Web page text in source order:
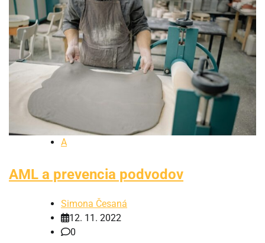
A
AML a prevencia podvodov
Simona Česaná
12. 11. 2022
0